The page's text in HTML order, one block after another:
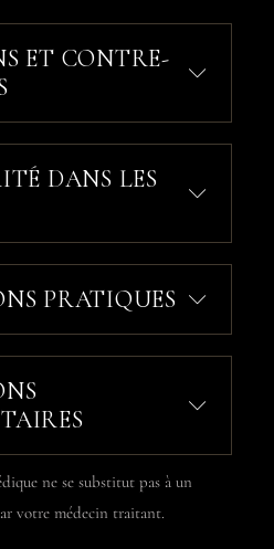
ET CONTRE-
DANS LES
PRATIQUES
ne se substitut pas à un
votre médecin traitant.